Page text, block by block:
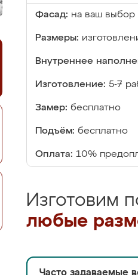
Фасад: на ваш выбор
Размеры:
Внутреннее
Изготовление: 5-7
Замер: бесплатно
Подъём: бесплатно
Оплата: 10%
Изготовим
любые